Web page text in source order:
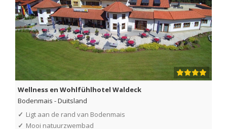
Wellness en Wohlfühlhotel Waldeck
Bodenmais -Duitsland
✓ Ligt aan de rand van Bodenmais
✓ Mooi natuurzwembad